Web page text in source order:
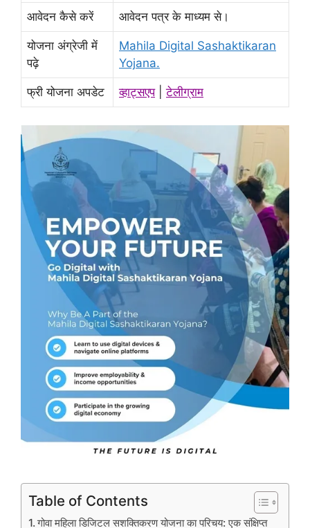
आवेदन कैसे करें आवेदन पत्र के माध्यम से।
योजना अंग्रेजी में
पढ़े
Mahila Digital Sashaktikaran
Yojana.
फ्री योजना अपडेट व्हाट्सएप|टेलीग्राम
Table of Contents
गोवा महिला डिजिटल सशक्तिकरण योजना का परिचय: एक संक्षिप्त